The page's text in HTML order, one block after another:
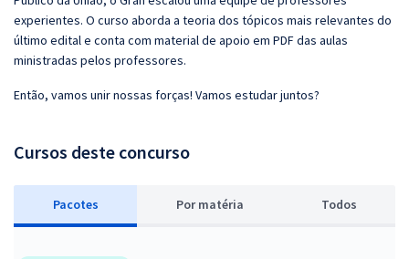
experientes. O curso aborda a teoria dos tópicos mais relevantes do
último edital e conta com material de apoio em PDF das aulas
ministradas pelos professores.
Então, vamos unir nossas forças! Vamos estudar juntos?
Cursos deste concurso
Pacotes Por matéria Todos